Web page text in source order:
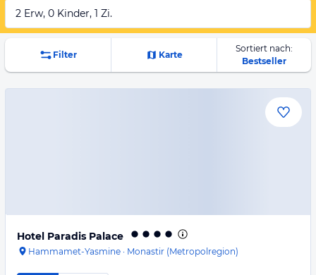
2 Erw, 0 Kinder, 1 Zi.
Filter Karte
Sortiert nach:
Bestseller
Hotel Paradis Palace
Hammamet-Yasmine · Monastir (Metropolregion)